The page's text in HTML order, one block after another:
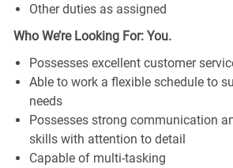
Other duties as assigned
Who We’re Looking For: You.
Possesses excellent customer
Able to work a flexible schedule to
needs
Possesses strong communication
skills with attention to detail
Capable of multi-tasking